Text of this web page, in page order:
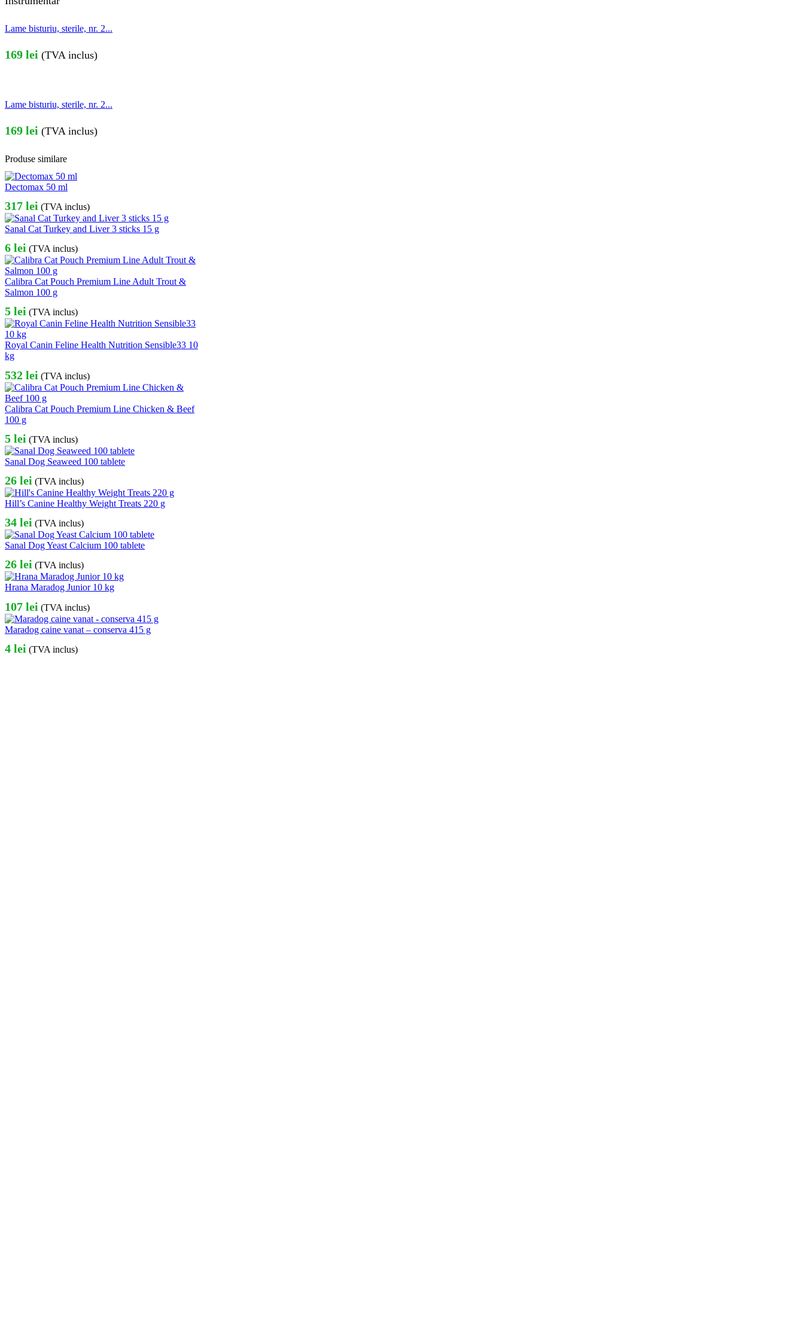
Lame bisturiu, sterile, nr. 2...
169 lei (TVA inclus)
Lame bisturiu, sterile, nr. 2...
169 lei (TVA inclus)
Produse similare
Dectomax 50 ml
317 lei (TVA inclus)
Sanal Cat Turkey and Liver 3 sticks 15 g
6 lei (TVA inclus)
Calibra Cat Pouch Premium Line Adult Trout &
Salmon 100 g
5 lei (TVA inclus)
Royal Canin Feline Health Nutrition Sensible33 10
kg
532 lei (TVA inclus)
Calibra Cat Pouch Premium Line Chicken & Beef
100 g
5 lei (TVA inclus)
Sanal Dog Seaweed 100 tablete
26 lei (TVA inclus)
Hill’s Canine Healthy Weight Treats 220 g
34 lei (TVA inclus)
Sanal Dog Yeast Calcium 100 tablete
26 lei (TVA inclus)
Hrana Maradog Junior 10 kg
107 lei (TVA inclus)
Maradog caine vanat – conserva 415 g
4 lei (TVA inclus)